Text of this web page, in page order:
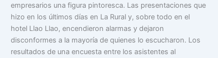
empresarios una figura pintoresca. Las presentaciones que
hizo en los últimos días en La Rural y, sobre todo en el
hotel Llao Llao, encendieron alarmas y dejaron
disconformes a la mayoría de quienes lo escucharon. Los
resultados de una encuesta entre los asistentes al